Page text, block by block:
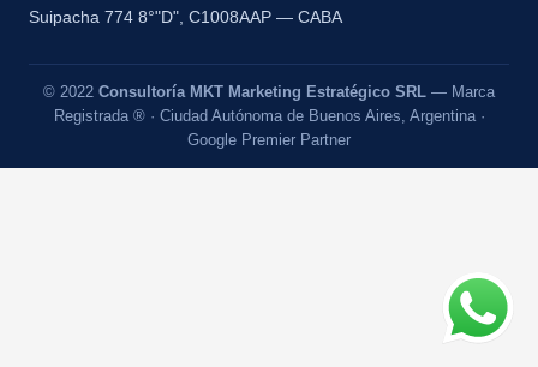
Suipacha 774 8°"D", C1008AAP — CABA
© 2022 Consultoría MKT Marketing Estratégico SRL — Marca
Registrada ® · Ciudad Autónoma de Buenos Aires, Argentina ·
Google Premier Partner